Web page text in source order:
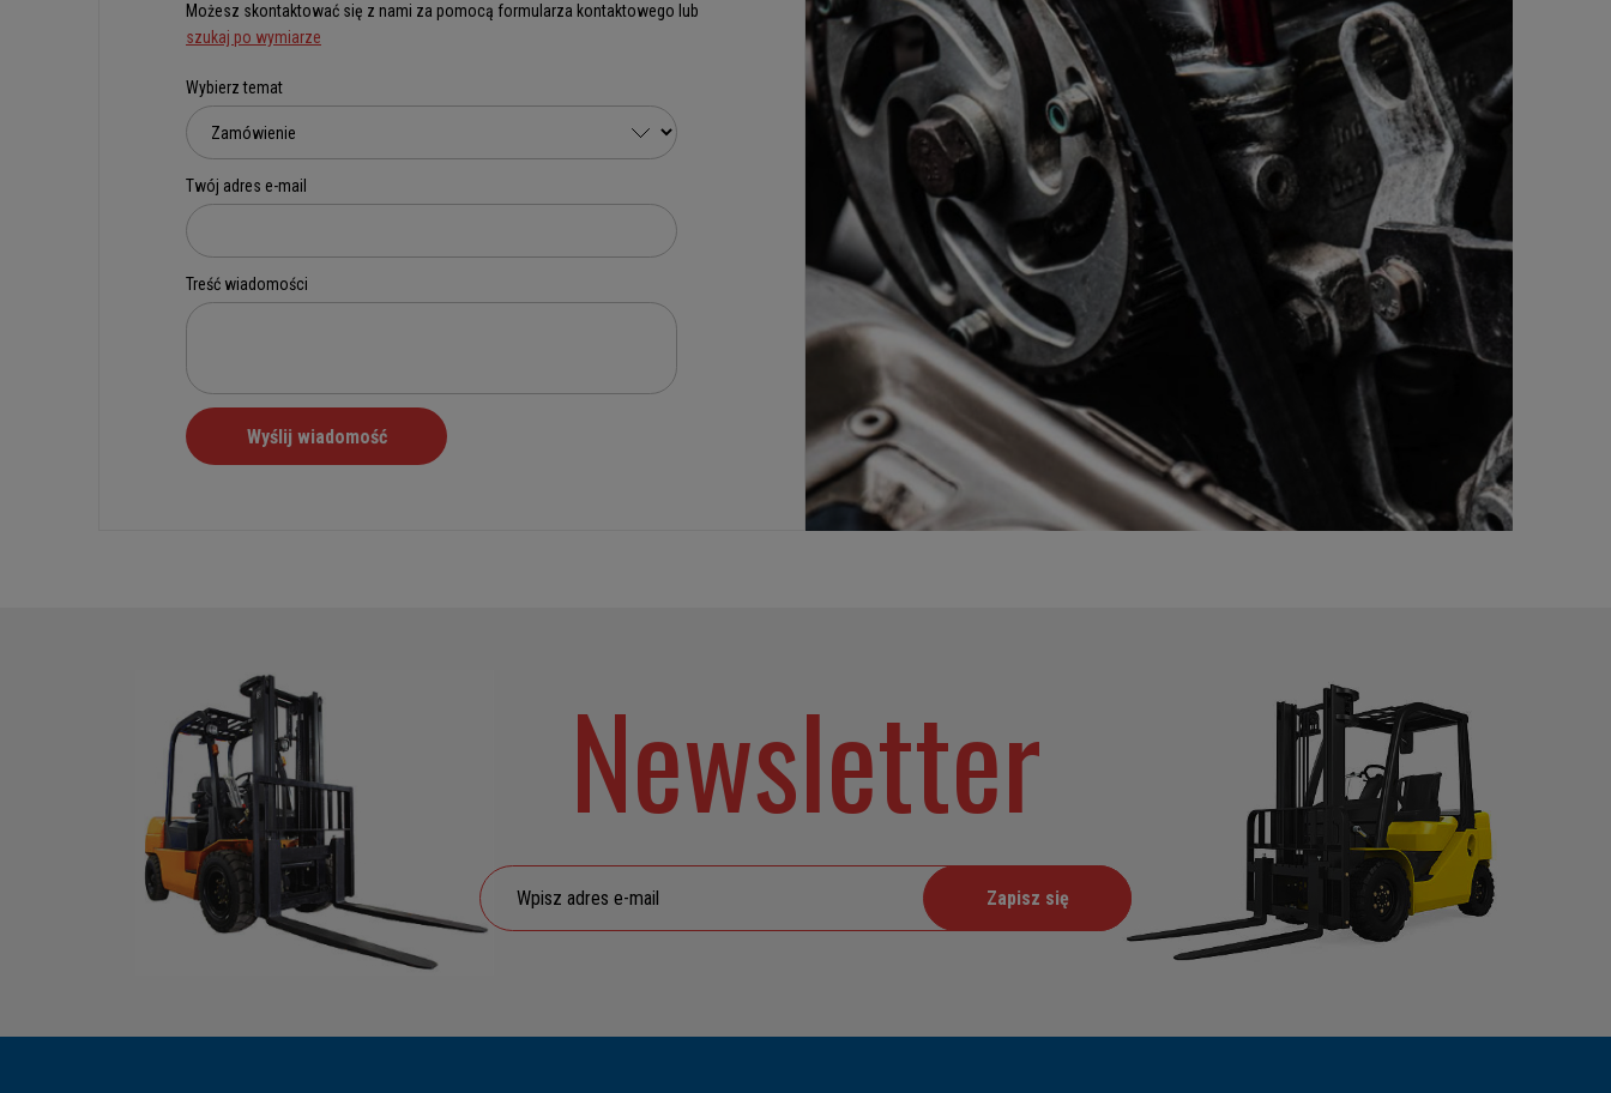
Możesz skontaktować się z nami za pomocą formularza kontaktowego lub
szukaj po wymiarze
Newsletter
Zapisz się